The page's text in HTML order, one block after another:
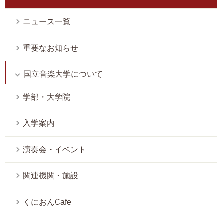
ニュース一覧
重要なお知らせ
国立音楽大学について
学部・大学院
入学案内
演奏会・イベント
関連機関・施設
くにおんCafe